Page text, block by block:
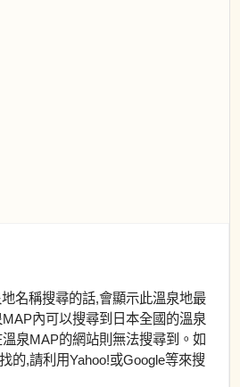
名稱搜尋的話,會顯示此溫泉地最
內可以搜尋到日本全國的溫泉
泉MAP的網站則無法搜尋到。如
的,請利用Yahoo!或Google等來搜